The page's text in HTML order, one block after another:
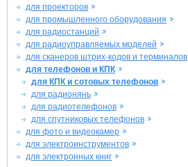
для проекторов
для промышленного оборудования
для радиостанций
для радиоуправляемых моделей
для сканеров штрих-кодов и терминалов
для телефонов и КПК
для КПК и сотовых телефонов
для радионянь
для радиотелефонов
для спутниковых телефонов
для фото и видеокамер
для электроинструментов
для электронных книг